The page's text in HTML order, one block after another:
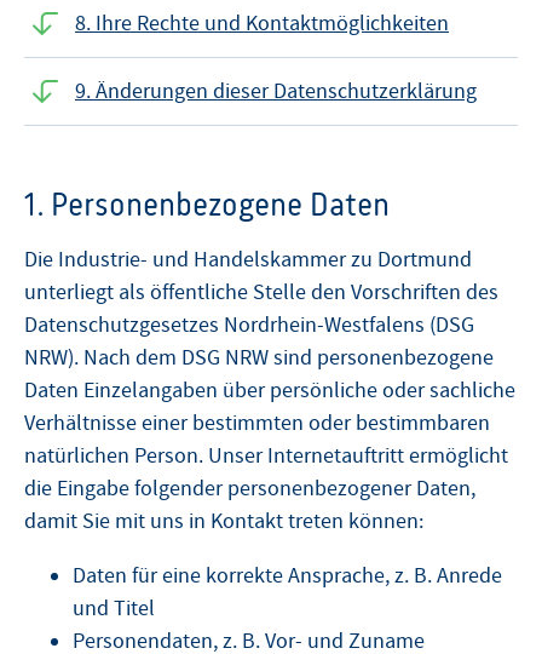
8. Ihre Rechte und Kontaktmöglichkeiten
9. Änderungen dieser Datenschutzerklärung
1. Personenbezogene Daten
Die Industrie- und Handelskammer zu Dortmund
unterliegt als öffentliche Stelle den Vorschriften des
Datenschutzgesetzes Nordrhein-Westfalens (DSG
NRW). Nach dem DSG NRW sind personenbezogene
Daten Einzelangaben über persönliche oder sachliche
Verhältnisse einer bestimmten oder bestimmbaren
natürlichen Person. Unser Internetauftritt ermöglicht
die Eingabe folgender personenbezogener Daten,
damit Sie mit uns in Kontakt treten können:
Daten für eine korrekte Ansprache, z. B. Anrede
und Titel
Personendaten, z. B. Vor- und Zuname